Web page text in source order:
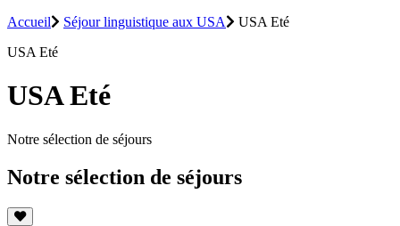
Accueil
Séjour linguistique aux USA
USA Eté
USA Eté
USA Eté
Notre sélection de séjours
Notre sélection de séjours